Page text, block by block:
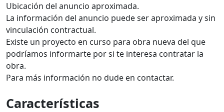
Ubicación del anuncio aproximada.
La información del anuncio puede ser aproximada y sin
vinculación contractual.
Existe un proyecto en curso para obra nueva del que
podríamos informarte por si te interesa contratar la
obra.
Para más información no dude en contactar.
Características